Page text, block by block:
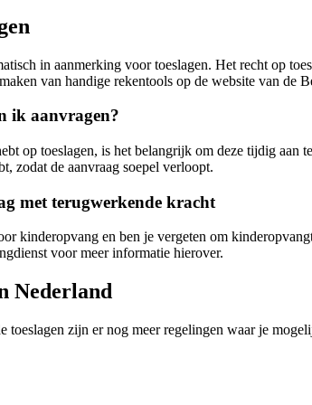
in aanmerking voor toeslagen. Het recht op
van handige rekentools op de website van de
ik aanvragen?
op toeslagen, is het belangrijk om deze tijdig
zodat de aanvraag soepel verloopt.
met terugwerkende kracht
kinderopvang en ben je vergeten om
voor meer informatie hierover.
Nederland
toeslagen zijn er nog meer regelingen waar je